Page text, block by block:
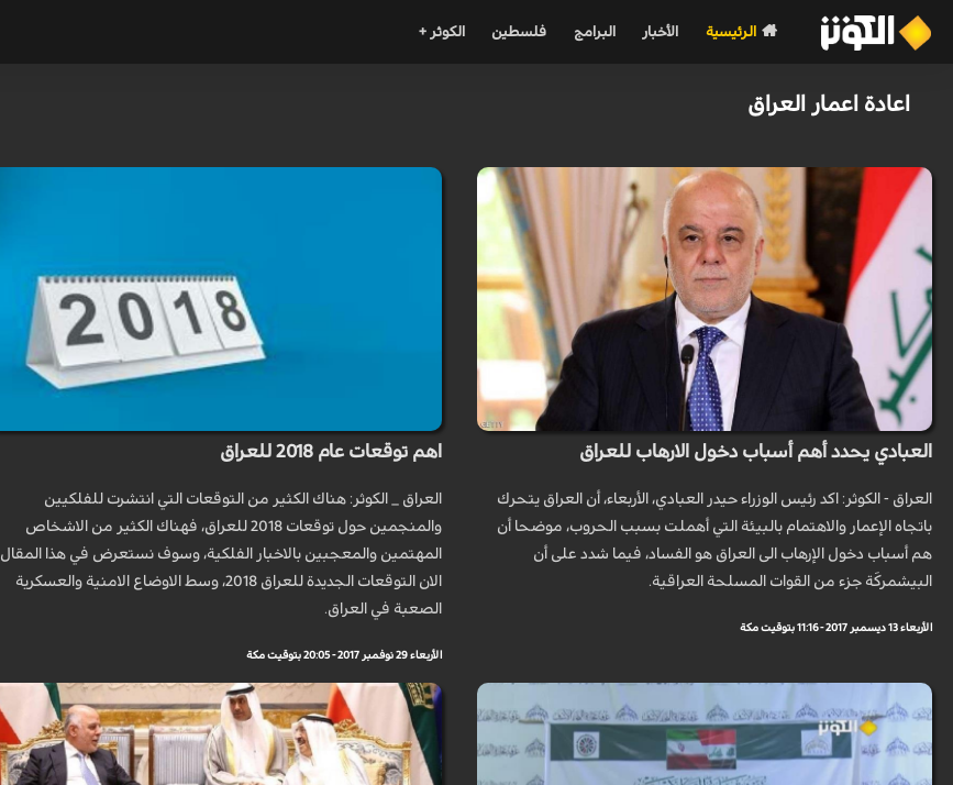
الرئيسية الأخبار البرامج فلسطين الكوثر +
اعادة اعمار العراق
العبادي يحدد أهم أسباب دخول الارهاب للعراق
العراق - الكوثر: اكد رئيس الوزراء حيدر العبادي، الأربعاء، أن العراق يتحرك
باتجاه الإعمار والاهتمام بالبيئة التي أهملت بسبب الحروب، موضحا أن
هم أسباب دخول الإرهاب الى العراق هو الفساد، فيما شدد على أن
البيشمركَة جزء من القوات المسلحة العراقية.
الأربعاء 13 ديسمبر 2017 - 11:16 بتوقيت مكة
اهم توقعات عام 2018 للعراق
العراق _ الكوثر: هناك الكثير من التوقعات التي انتشرت للفلكيين
والمنجمين حول توقعات 2018 للعراق، فهناك الكثير من الاشخاص
المهتمين والمعجبين بالاخبار الفلكية، وسوف نستعرض في هذا المقال
الان التوقعات الجديدة للعراق 2018، وسط الاوضاع الامنية والعسكرية
الصعبة في العراق.
الأربعاء 29 نوفمبر 2017 - 20:05 بتوقيت مكة